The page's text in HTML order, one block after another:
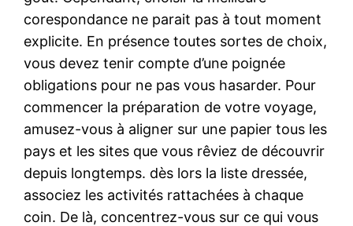
corespondance ne parait pas à tout moment
explicite. En présence toutes sortes de choix,
vous devez tenir compte d’une poignée
obligations pour ne pas vous hasarder. Pour
commencer la préparation de votre voyage,
amusez-vous à aligner sur une papier tous les
pays et les sites que vous rêviez de découvrir
depuis longtemps. dès lors la liste dressée,
associez les activités rattachées à chaque
coin. De là, concentrez-vous sur ce qui vous